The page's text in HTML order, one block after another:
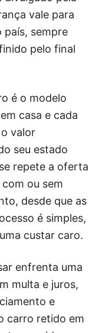
vale para
país, sempre
pelo final
é o modelo
casa e cada
valor
seu estado
repete a oferta
ou sem
desde que as
é simples,
custar caro.
enfrenta uma
multa e juros,
e
carro retido em